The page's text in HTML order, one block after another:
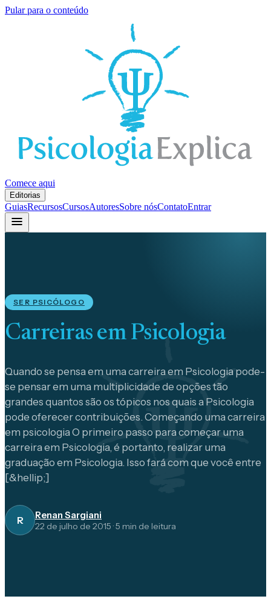
Pular para o conteúdo
Comece aqui
Editorias
GuiasRecursosCursosAutoresSobre nósContatoEntrar
SER PSICÓLOGO
Carreiras em Psicologia
Quando se pensa em uma carreira em Psicologia pode-
se pensar em uma multiplicidade de opções tão
grandes quantos são os tópicos nos quais a Psicologia
pode oferecer contribuições. Começando uma carreira
em psicologia O primeiro passo para começar uma
carreira em Psicologia, é portanto, realizar uma
graduação em Psicologia. Isso fará com que você entre
[&hellip;]
R Renan Sargiani
22 de julho de 2015 ·5 min de leitura